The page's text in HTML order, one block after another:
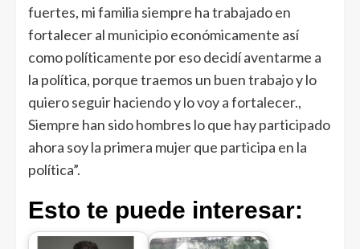
fuertes, mi familia siempre ha trabajado en
fortalecer al municipio económicamente así
como políticamente por eso decidí aventarme a
la política, porque traemos un buen trabajo y lo
quiero seguir haciendo y lo voy a fortalecer.,
Siempre han sido hombres lo que hay participado
ahora soy la primera mujer que participa en la
política”.
Esto te puede interesar: